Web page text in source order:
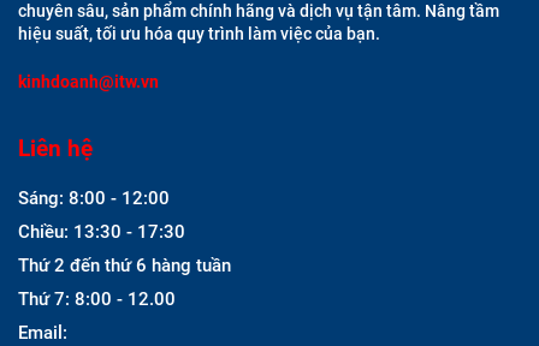
chuyên sâu, sản phẩm chính hãng và dịch vụ tận tâm. Nâng tầm
hiệu suất, tối ưu hóa quy trình làm việc của bạn.
kinhdoanh@itw.vn
Liên hệ
Sáng: 8:00 - 12:00
Chiều: 13:30 - 17:30
Thứ 2 đến thứ 6 hàng tuần
Thứ 7: 8:00 - 12.00
Email: